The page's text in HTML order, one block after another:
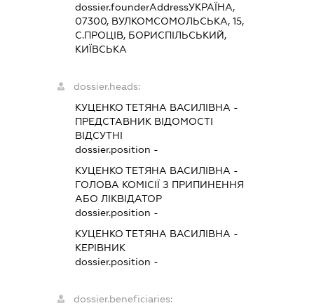
dossier.founderAddressУКРАЇНА,
07300, ВУЛКОМСОМОЛЬСЬКА, 15,
С.ПРОЦІВ, БОРИСПІЛЬСЬКИЙ,
КИЇВСЬКА
dossier.heads:
КУЦЕНКО ТЕТЯНА ВАСИЛІВНА -
ПРЕДСТАВНИК ВІДОМОСТІ
ВІДСУТНІ
dossier.position -
КУЦЕНКО ТЕТЯНА ВАСИЛІВНА -
ГОЛОВА КОМІСІЇ З ПРИПИНЕННЯ
АБО ЛІКВІДАТОР
dossier.position -
КУЦЕНКО ТЕТЯНА ВАСИЛІВНА -
КЕРІВНИК
dossier.position -
dossier.beneficiaries: